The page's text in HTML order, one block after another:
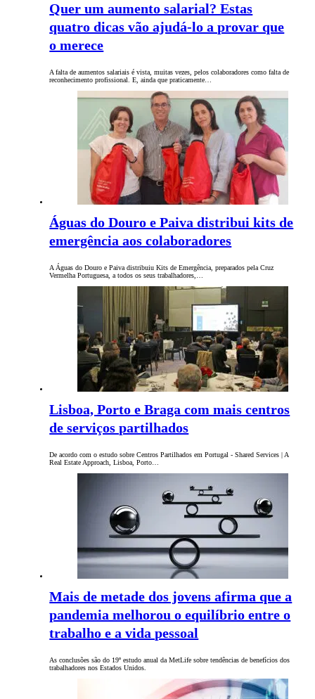
Quer um aumento salarial? Estas
quatro dicas vão ajudá-lo a provar que
o merece
A falta de aumentos salariais é vista, muitas vezes, pelos colaboradores como falta de
reconhecimento profissional. E, ainda que praticamente…
Águas do Douro e Paiva distribui kits de
emergência aos colaboradores
A Águas do Douro e Paiva distribuiu Kits de Emergência, preparados pela Cruz
Vermelha Portuguesa, a todos os seus trabalhadores,…
Lisboa, Porto e Braga com mais centros
de serviços partilhados
De acordo com o estudo sobre Centros Partilhados em Portugal - Shared Services | A
Real Estate Approach, Lisboa, Porto…
Mais de metade dos jovens afirma que a
pandemia melhorou o equilíbrio entre o
trabalho e a vida pessoal
As conclusões são do 19º estudo anual da MetLife sobre tendências de benefícios dos
trabalhadores nos Estados Unidos.